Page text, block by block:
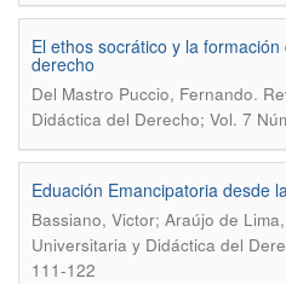
El ethos socrático y la
derecho
Del Mastro Puccio, Fernando.
Didáctica del Derecho; Vol. 7
Eduación Emancipatoria desde
Bassiano, Victor; Araújo de
Universitaria y Didáctica del
111-122